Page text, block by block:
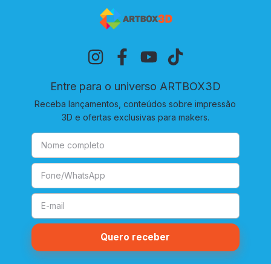
Entre para o universo ARTBOX3D
Receba lançamentos, conteúdos sobre impressão
3D e ofertas exclusivas para makers.